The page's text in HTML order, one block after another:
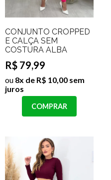
CONJUNTO CROPPED
E CALÇA SEM
COSTURA ALBA
R$ 79,99
ou 8x de R$ 10,00 sem
juros
COMPRAR